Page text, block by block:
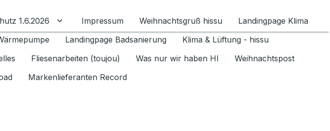
Ratgeber umschalten
1.6.2026 Untermenü für Datenschutz 1.6.2026 umschalten
Impressum Weihnachtsgruß hissu
Landingpage Klima
Landingpage Badsanierung
Klima & Lüftung - hissu
Fliesenarbeiten (toujou) Was nur wir haben HI
Weihnachtspost
Markenlieferanten Record